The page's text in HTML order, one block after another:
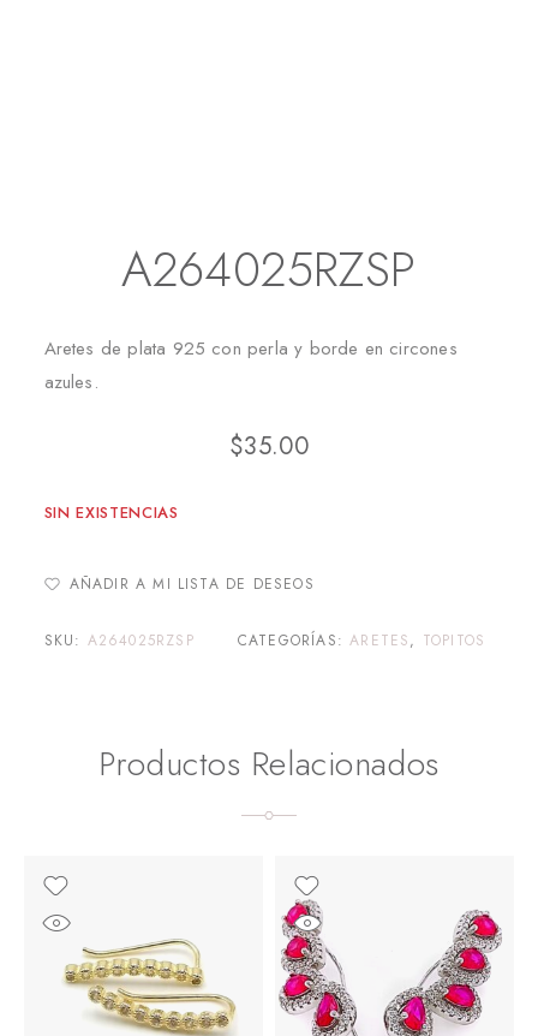
A264025RZSP
Aretes de plata 925 con perla y borde en circones
azules.
$35.00
SIN EXISTENCIAS
AÑADIR A MI LISTA DE DESEOS
SKU: A264025RZSP CATEGORÍAS:ARETES, TOPITOS
Productos Relacionados